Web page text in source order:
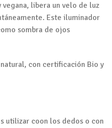
libera un velo de luz
Este iluminador
sombra de ojos
con certificación Bio y
utilizar coon los dedos o con